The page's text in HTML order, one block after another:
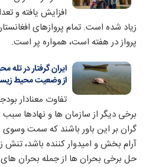
افزایش یافته و
پرواز در هفته است،‌ همواره پر است.
ایران گرفتار در
از وضعیت محیط
تفاوت معنادار
برخی دیگر از سازمان ها و نهادها
گران بر این باور باشند که سمت وسوی
آرام بخش و امیدوار کننده باشد،
حل برخی بحران ها از جمله بحران